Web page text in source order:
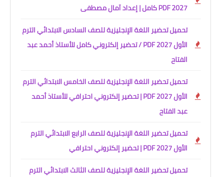
2027 PDF كامل | إعداد آمال مصطفى
تحميل تحضير اللغة الإنجليزية للصف السادس الابتدائي الترم
الأول 2027 PDF / تحضير إلكتروني كامل للأستاذ أحمد عبد
الفتاح
تحميل تحضير اللغة الإنجليزية للصف الخامس الابتدائي الترم
الأول 2027 PDF | تحضير إلكتروني احترافي للأستاذ أحمد
عبد الفتاح
تحميل تحضير اللغة الإنجليزية للصف الرابع الابتدائي الترم
الأول 2027 PDF | تحضير إلكتروني احترافي
تحميل تحضير اللغة الإنجليزية للصف الثالث الابتدائي الترم